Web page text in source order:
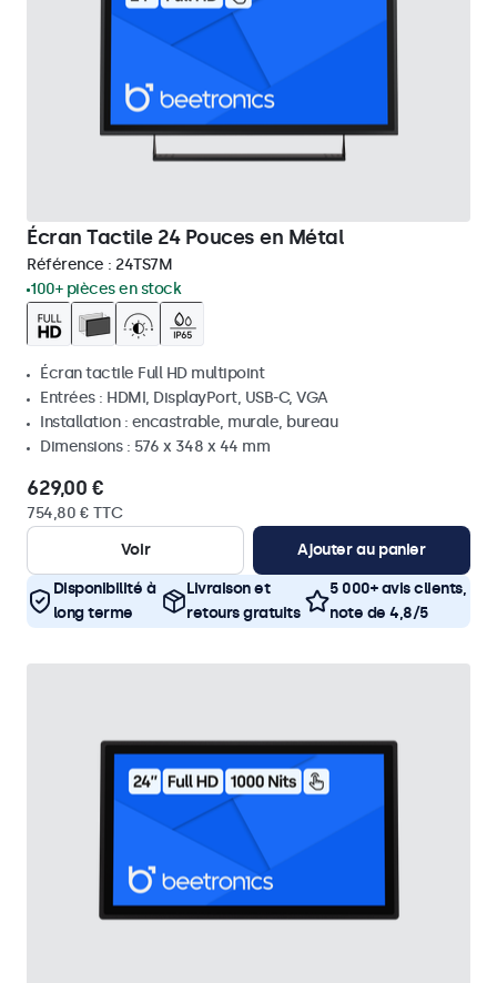
Écran Tactile 24 Pouces en Métal
Référence : 24TS7M
100+ pièces en stock
Écran tactile Full HD multipoint
Entrées : HDMI, DisplayPort, USB-C, VGA
Installation : encastrable, murale, bureau
Dimensions : 576 x 348 x 44 mm
629,00 €
754,80 € TTC
Voir
Ajouter au panier
Disponibilité à
long terme
Livraison et
retours gratuits
5 000+ avis clients,
note de 4,8/5